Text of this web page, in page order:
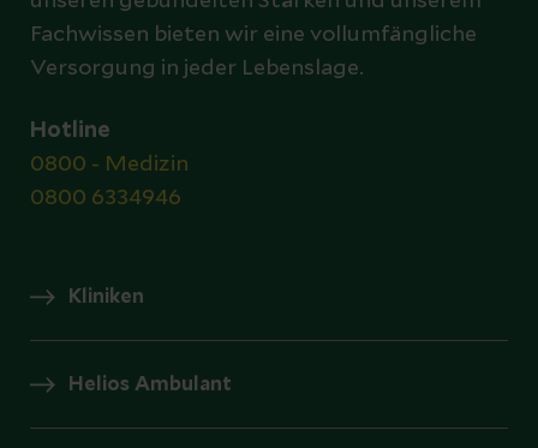
Fachwissen bieten wir eine vollumfängliche
Versorgung in jeder Lebenslage.
Hotline
0800 - Medizin
0800 6334946
Kliniken
Helios Ambulant